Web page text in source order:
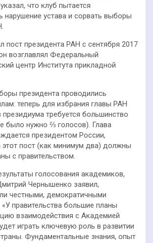
что клуб пытается
нарушение устава и сорвать выборы
пост президента РАН с сентября 2017
возглавлял Федеральный
центр Института прикладной
президента проводились
теперь для избрания главы РАН
президиума требуется большинство
было нужно ⅔ голосов). Глава
президентом России,
пост (как минимум два) должны
с правительством.
голосования академиков,
Чернышенко заявил,
честными, демократичными
правительства большие планы
взаимодействия с Академией
играть ключевую роль в развитии
Фундаментальные знания, опыт